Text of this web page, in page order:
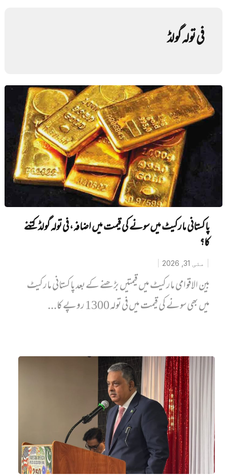
فی تولہ گولڈ
پاکستانی مارکیٹ میں سونے کی قیمت میں اضافہ، فی تولہ گولڈ کتنے
کا؟
مئی 31, 2026
بین الاقوامی مارکیٹ میں قیمتیں بڑھنے کے بعد پاکستانی مارکیٹ
میں بھی سونے کی قیمت میں فی تولہ 1300 روپے کا...